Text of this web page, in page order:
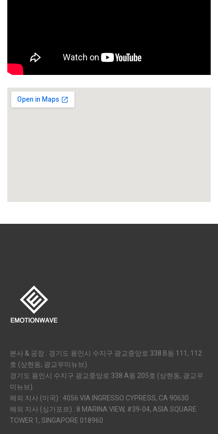
본사 & 공장 : 경기도 용인시 수지구 광교중앙로 338 B동 111, 112
호 (상현동, 광교우미뉴브)
경기도 용인시 수지구 광교중앙로 338 A동 205호 (상현동, 광교우
미뉴브)
해외 지사 (미국) : 4056 VIA INGRESSO CYPRESS, CA 90630
해외 지사 (싱가포르) : 8 MARINA VIEW, #39-04, ASIA SQUARE
TOWER 1, SINGAPORE 018960